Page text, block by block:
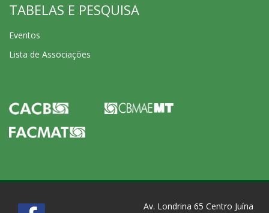
TABELAS E PESQUISA
Eventos
Lista de Associações
Av. Londrina 65 Centro Juína